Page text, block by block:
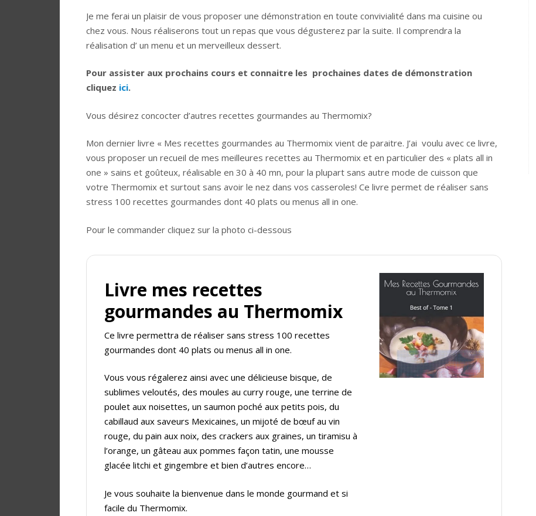
Je me ferai un plaisir de vous proposer une démonstration en toute convivialité dans ma cuisine ou
chez vous. Nous réaliserons tout un repas que vous dégusterez par la suite. Il comprendra la
réalisation d’ un menu et un merveilleux dessert.
Pour assister aux prochains cours et connaitre les prochaines dates de démonstration
cliquez ici.
Vous désirez concocter d’autres recettes gourmandes au Thermomix?
Mon dernier livre « Mes recettes gourmandes au Thermomix vient de paraitre. J’ai voulu avec ce livre,
vous proposer un recueil de mes meilleures recettes au Thermomix et en particulier des « plats all in
one » sains et goûteux, réalisable en 30 à 40 mn, pour la plupart sans autre mode de cuisson que
votre Thermomix et surtout sans avoir le nez dans vos casseroles! Ce livre permet de réaliser sans
stress 100 recettes gourmandes dont 40 plats ou menus all in one.
Pour le commander cliquez sur la photo ci-dessous
Livre mes recettes
gourmandes au Thermomix
Ce livre permettra de réaliser sans stress 100 recettes
gourmandes dont 40 plats ou menus all in one.
Vous vous régalerez ainsi avec une délicieuse bisque, de
sublimes veloutés, des moules au curry rouge, une terrine de
poulet aux noisettes, un saumon poché aux petits pois, du
cabillaud aux saveurs Mexicaines, un mijoté de bœuf au vin
rouge, du pain aux noix, des crackers aux graines, un tiramisu à
l’orange, un gâteau aux pommes façon tatin, une mousse
glacée litchi et gingembre et bien d’autres encore…
Je vous souhaite la bienvenue dans le monde gourmand et si
facile du Thermomix.